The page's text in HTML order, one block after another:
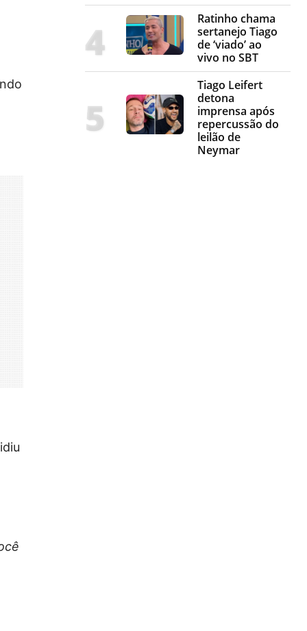
Ratinho chama
sertanejo Tiago
de ‘viado’ ao
vivo no SBT
Tiago Leifert
detona
imprensa após
repercussão do
leilão de
Neymar